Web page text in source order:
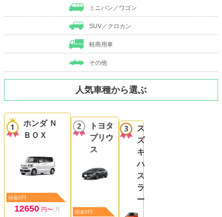
ミニバン／ワゴン
SUV／クロカン
軽商用車
その他
人気車種から選ぶ
ホンダ Ｎ
ＢＯＸ
頭金0円
12650 円〜/月
トヨタ
プリウ
ス
頭金0円
ス
ズ
キ
ハ
ス
ラ
ー